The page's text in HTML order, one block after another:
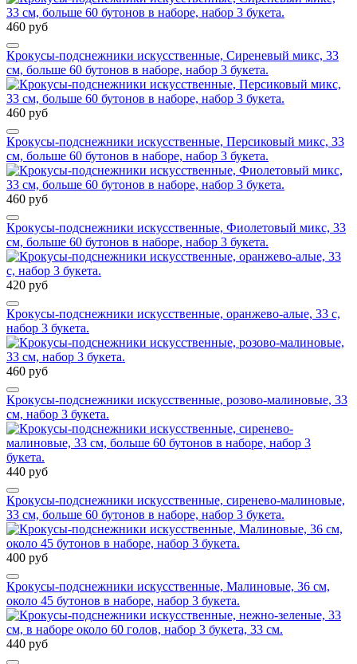
460 руб
Крокусы-подснежники искусственные, Сиреневый микс, 33
см, больше 60 бутонов в наборе, набор 3 букета.
460 руб
Крокусы-подснежники искусственные, Персиковый микс, 33
см, больше 60 бутонов в наборе, набор 3 букета.
460 руб
Крокусы-подснежники искусственные, Фиолетовый микс, 33
см, больше 60 бутонов в наборе, набор 3 букета.
420 руб
Крокусы-подснежники искусственные, оранжево-алые, 33 с,
набор 3 букета.
460 руб
Крокусы-подснежники искусственные, розово-малиновые, 33
см, набор 3 букета.
440 руб
Крокусы-подснежники искусственные, сиренево-малиновые,
33 см, больше 60 бутонов в наборе, набор 3 букета.
400 руб
Крокусы-подснежники искусственные, Малиновые, 36 см,
около 45 бутонов в наборе, набор 3 букета.
440 руб